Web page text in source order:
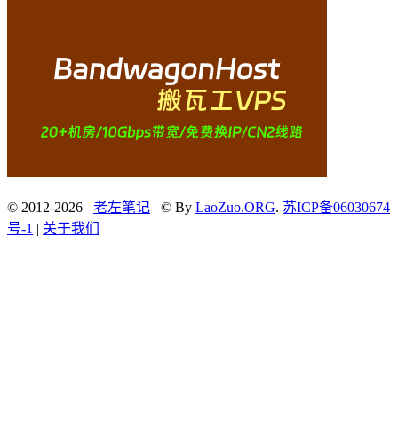
© 2012-2026 老左笔记 © By LaoZuo.ORG. 苏ICP备06030674
号-1 | 关于我们